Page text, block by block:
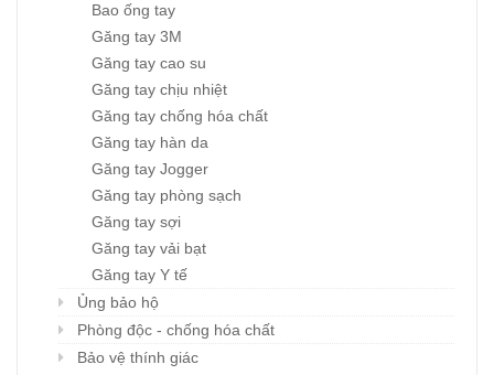
Bao ống tay
Găng tay 3M
Găng tay cao su
Găng tay chịu nhiệt
Găng tay chống hóa chất
Găng tay hàn da
Găng tay Jogger
Găng tay phòng sạch
Găng tay sợi
Găng tay vải bạt
Găng tay Y tế
Ủng bảo hộ
Phòng độc - chống hóa chất
Bảo vệ thính giác